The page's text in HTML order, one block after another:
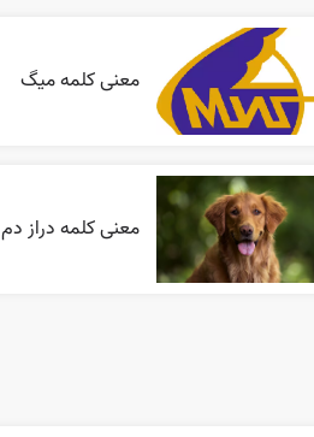
معنی کلمه میگ
معنی کلمه دراز دم